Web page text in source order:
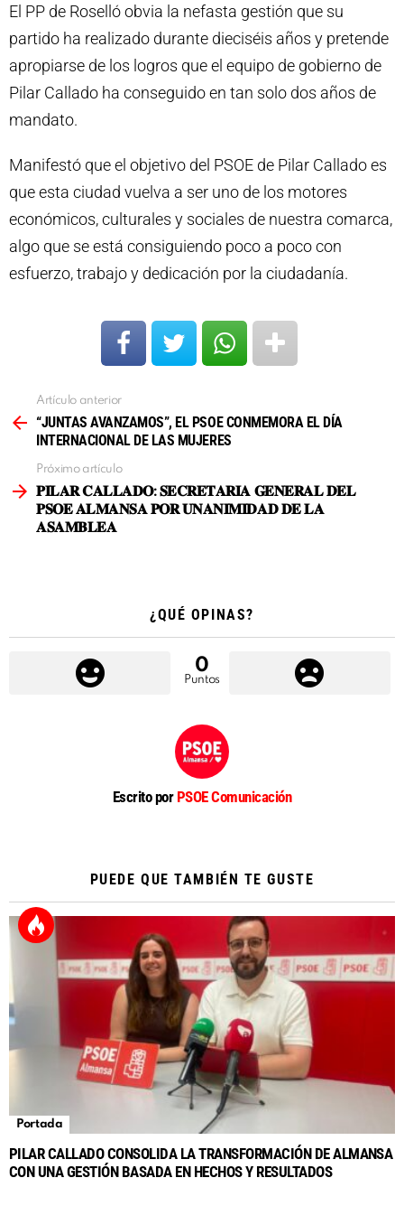
El PP de Roselló obvia la nefasta gestión que su
partido ha realizado durante dieciséis años y pretende
apropiarse de los logros que el equipo de gobierno de
Pilar Callado ha conseguido en tan solo dos años de
mandato.
Manifestó que el objetivo del PSOE de Pilar Callado es
que esta ciudad vuelva a ser uno de los motores
económicos, culturales y sociales de nuestra comarca,
algo que se está consiguiendo poco a poco con
esfuerzo, trabajo y dedicación por la ciudadanía.
más
Artículo anterior
“JUNTAS AVANZAMOS”, EL PSOE CONMEMORA EL DÍA
INTERNACIONAL DE LAS MUJERES
Próximo artículo
𝐏𝐈𝐋𝐀𝐑 𝐂𝐀𝐋𝐋𝐀𝐃𝐎: 𝐒𝐄𝐂𝐑𝐄𝐓𝐀𝐑𝐈𝐀 𝐆𝐄𝐍𝐄𝐑𝐀𝐋 𝐃𝐄𝐋
𝐏𝐒𝐎𝐄 𝐀𝐋𝐌𝐀𝐍𝐒𝐀 𝐏𝐎𝐑 𝐔𝐍𝐀𝐍𝐈𝐌𝐈𝐃𝐀𝐃 𝐃𝐄 𝐋𝐀
𝐀𝐒𝐀𝐌𝐁𝐋𝐄𝐀
¿QUÉ OPINAS?
0
Puntos
Escrito por PSOE Comunicación
PUEDE QUE TAMBIÉN TE GUSTE
Portada
PILAR CALLADO CONSOLIDA LA TRANSFORMACIÓN DE ALMANSA
CON UNA GESTIÓN BASADA EN HECHOS Y RESULTADOS